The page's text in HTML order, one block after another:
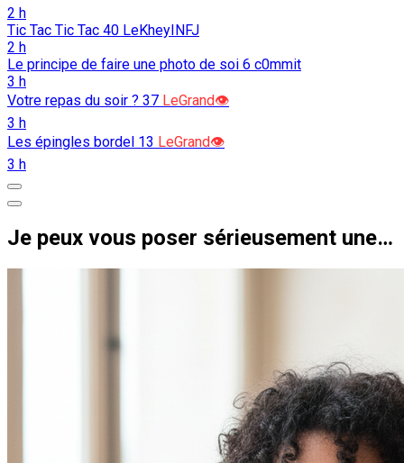
2 h
Tic Tac Tic Tac 40 LeKheyINFJ
2 h
Le principe de faire une photo de soi 6 c0mmit
3 h
Votre repas du soir ? 37 LeGrand👁️
3 h
Les épingles bordel 13 LeGrand👁️
3 h
Je peux vous poser sérieusement une question